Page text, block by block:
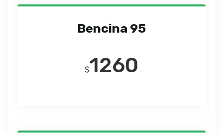
Bencina 95
$1260